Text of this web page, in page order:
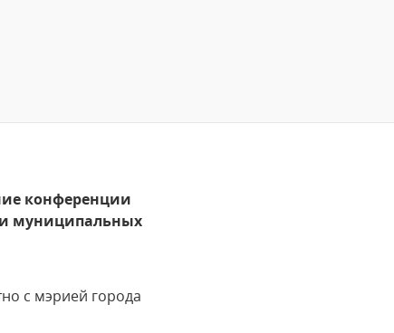
конференции
муниципальных
с мэрией города